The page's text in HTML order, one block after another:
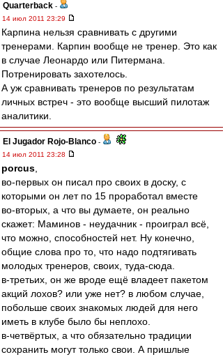
Quarterback -
14 июл 2011 23:29
Карпина нельзя сравнивать с другими
тренерами. Карпин вообще не тренер. Это как
в случае Леонардо или Питермана.
Потренировать захотелось.
А уж сравнивать тренеров по результатам
личных встреч - это вообще высший пилотаж
аналитики.
El Jugador Rojo-Blanco -
14 июл 2011 23:28
porcus
во-первых он писал про своих в доску, с
которыми он лет по 15 проработал вместе
во-вторых, а что вы думаете, он реально
скажет: Маминов - неудачник - проиграл всё,
что можно, способностей нет. Ну конечно,
общие слова про то, что надо подтягивать
молодых тренеров, своих, туда-сюда.
в-третьих, он же вроде ещё владеет пакетом
акций лохов? или уже нет? в любом случае,
побольше своих знакомых людей для него
иметь в клубе было бы неплохо.
в-четвёртых, а что обязательно традиции
сохранить могут только свои. А пришлые